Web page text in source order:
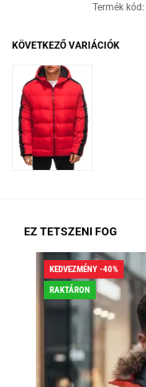
Termék kód:
KÖVETKEZŐ VARIÁCIÓK
EZ TETSZENI FOG
KEDVEZMÉNY -40%
RAKTÁRON